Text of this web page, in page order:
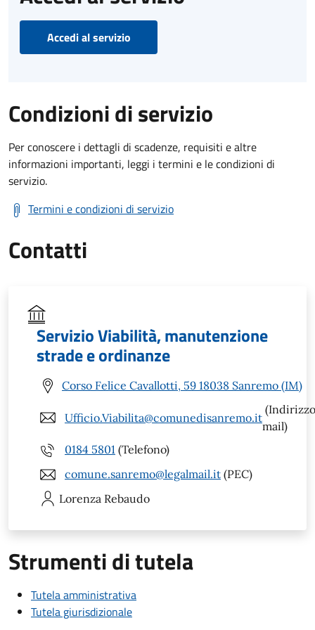
Accedi al servizio
Condizioni di servizio
Per conoscere i dettagli di scadenze, requisiti e altre
informazioni importanti, leggi i termini e le condizioni di
servizio.
Termini e condizioni di servizio
Contatti
Servizio Viabilità, manutenzione
strade e ordinanze
Corso Felice Cavallotti, 59 18038 Sanremo (IM)
Ufficio.Viabilita@comunedisanremo.it
(Indirizzo
mail)
0184 5801 (Telefono)
comune.sanremo@legalmail.it (PEC)
Lorenza Rebaudo
Strumenti di tutela
Tutela amministrativa
Tutela giurisdizionale